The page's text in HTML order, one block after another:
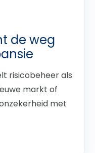
de weg
risicobeheer als
markt of
met